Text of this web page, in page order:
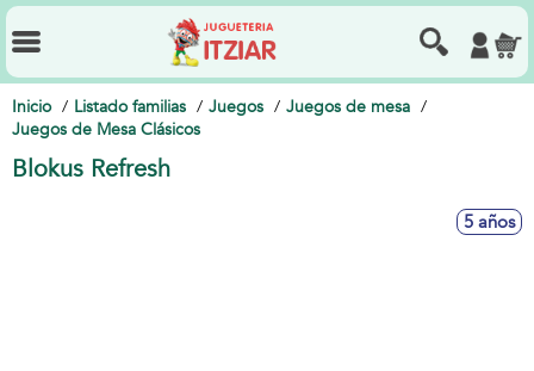
Inicio Listado familias Juegos
Juegos de mesa
Juegos de Mesa Clásicos
Blokus Refresh
5 años